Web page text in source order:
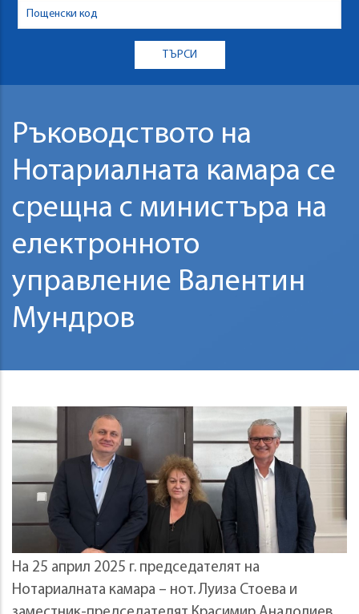
Ръководството на
Нотариалната камара се
срещна с министъра на
електронното
управление Валентин
Мундров
На 25 април 2025 г. председателят на
Нотариалната камара – нот. Луиза Стоева и